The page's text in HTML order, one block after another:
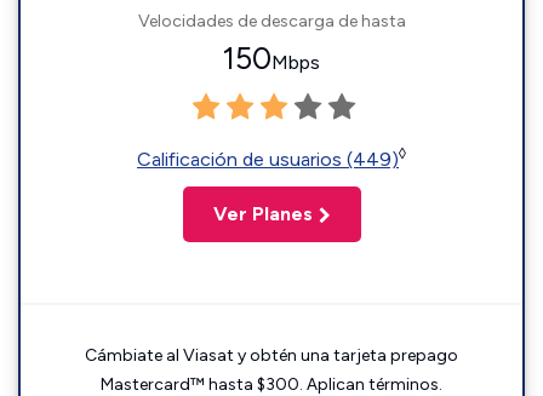
Velocidades de descarga de hasta
150Mbps
Calificación de usuarios (449)◊
Ver Planes
Cámbiate al Viasat y obtén una tarjeta prepago
Mastercard™ hasta $300. Aplican términos.